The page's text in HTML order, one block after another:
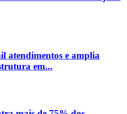
atendimentos e amplia
em...